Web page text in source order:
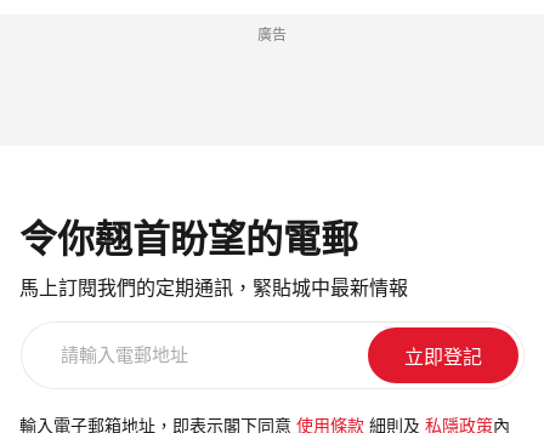
廣告
令你翹首盼望的電郵
馬上訂閱我們的定期通訊，緊貼城中最新情報
電
輸入電子郵箱地址，即表示閣下同意 使用條款 細則及 私隱政策 內